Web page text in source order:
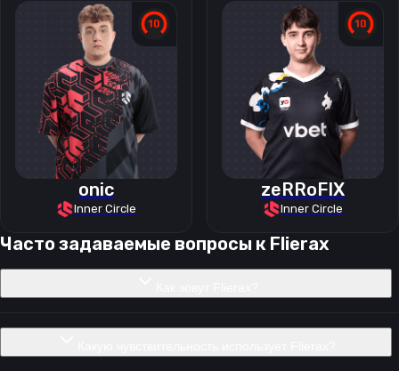
onic
Inner Circle
zeRRoFIX
Inner Circle
Часто задаваемые вопросы к Flierax